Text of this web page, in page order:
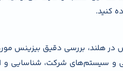
کنید.
در هلند، بررسی دقیق بیزینس
و سیستم‌های شرکت، شناسایی و